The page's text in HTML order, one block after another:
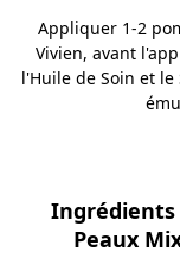
Appliquer 1-2
Vivien, avant
l'Huile de Soin et
Ingrédients
Peaux